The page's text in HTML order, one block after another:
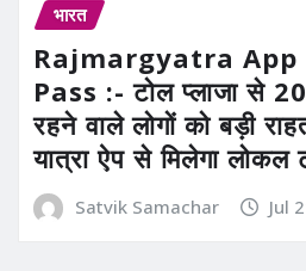
भारत
Rajmargyatra App
Pass :- टोल प्लाजा से
रहने वाले लोगों को बड़ी
यात्रा ऐप से मिलेगा लोकल
Satvik Samachar Jul